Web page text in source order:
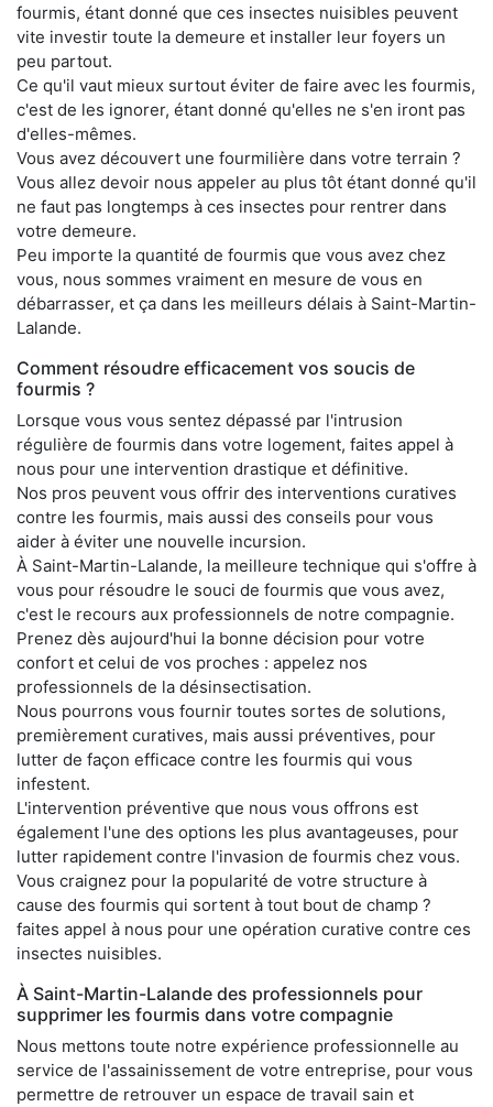
fourmis, étant donné que ces insectes nuisibles peuvent
vite investir toute la demeure et installer leur foyers un
peu partout.
Ce qu'il vaut mieux surtout éviter de faire avec les fourmis,
c'est de les ignorer, étant donné qu'elles ne s'en iront pas
d'elles-mêmes.
Vous avez découvert une fourmilière dans votre terrain ?
Vous allez devoir nous appeler au plus tôt étant donné qu'il
ne faut pas longtemps à ces insectes pour rentrer dans
votre demeure.
Peu importe la quantité de fourmis que vous avez chez
vous, nous sommes vraiment en mesure de vous en
débarrasser, et ça dans les meilleurs délais à Saint-Martin-
Lalande.
Comment résoudre efficacement vos soucis de
fourmis ?
Lorsque vous vous sentez dépassé par l'intrusion
régulière de fourmis dans votre logement, faites appel à
nous pour une intervention drastique et définitive.
Nos pros peuvent vous offrir des interventions curatives
contre les fourmis, mais aussi des conseils pour vous
aider à éviter une nouvelle incursion.
À Saint-Martin-Lalande, la meilleure technique qui s'offre à
vous pour résoudre le souci de fourmis que vous avez,
c'est le recours aux professionnels de notre compagnie.
Prenez dès aujourd'hui la bonne décision pour votre
confort et celui de vos proches : appelez nos
professionnels de la désinsectisation.
Nous pourrons vous fournir toutes sortes de solutions,
premièrement curatives, mais aussi préventives, pour
lutter de façon efficace contre les fourmis qui vous
infestent.
L'intervention préventive que nous vous offrons est
également l'une des options les plus avantageuses, pour
lutter rapidement contre l'invasion de fourmis chez vous.
Vous craignez pour la popularité de votre structure à
cause des fourmis qui sortent à tout bout de champ ?
faites appel à nous pour une opération curative contre ces
insectes nuisibles.
À Saint-Martin-Lalande des professionnels pour
supprimer les fourmis dans votre compagnie
Nous mettons toute notre expérience professionnelle au
service de l'assainissement de votre entreprise, pour vous
permettre de retrouver un espace de travail sain et